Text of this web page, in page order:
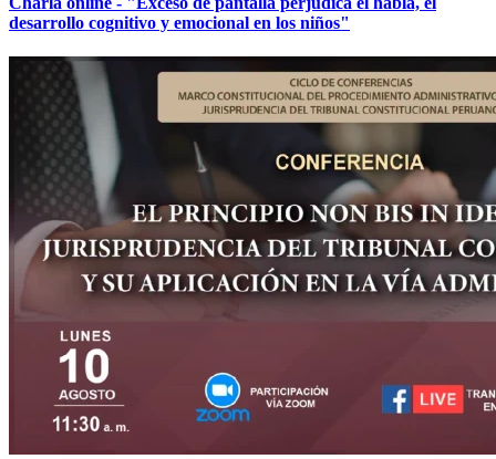
desarrollo cognitivo y emocional en los niños"